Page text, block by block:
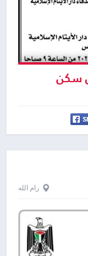
سكن
رام الله